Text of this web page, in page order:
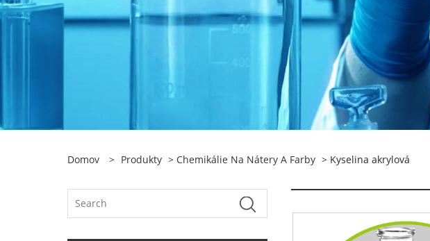
Domov > Produkty > Chemikálie Na Nátery A Farby > Kyselina akrylová